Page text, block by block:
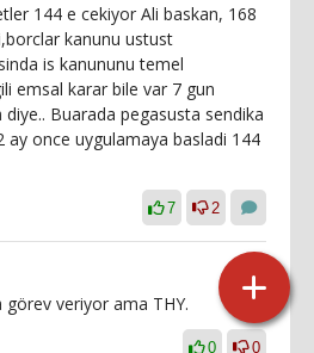
144 e cekiyor Ali baskan, 168
kanunu ustust
is kanununu temel
emsal karar bile var 7 gun
Buarada pegasusta sendika
ay once uygulamaya basladi 144
7 2
görev veriyor ama THY.
0 0